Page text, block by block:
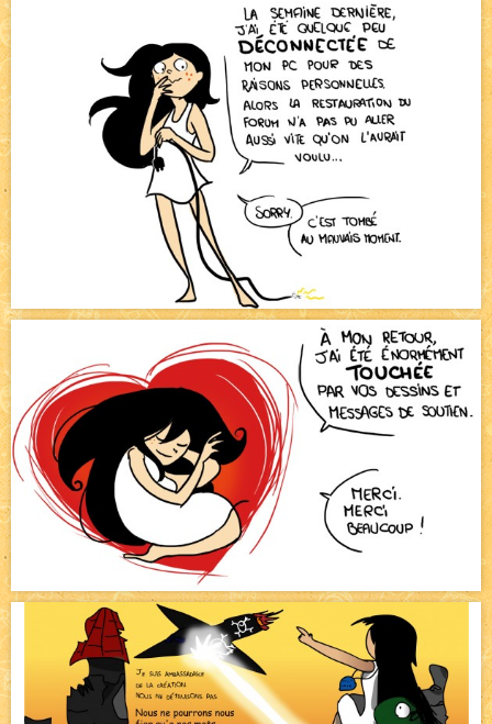
Bienvenue aux nouvell.eaux !
Bazar NEW
Beyond the cliff (suite) NEW